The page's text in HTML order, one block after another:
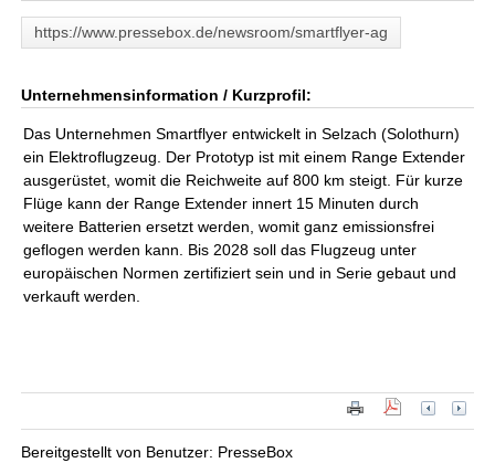
https://www.pressebox.de/newsroom/smartflyer-ag
Unternehmensinformation / Kurzprofil:
Das Unternehmen Smartflyer entwickelt in Selzach (Solothurn)
ein Elektroflugzeug. Der Prototyp ist mit einem Range Extender
ausgerüstet, womit die Reichweite auf 800 km steigt. Für kurze
Flüge kann der Range Extender innert 15 Minuten durch
weitere Batterien ersetzt werden, womit ganz emissionsfrei
geflogen werden kann. Bis 2028 soll das Flugzeug unter
europäischen Normen zertifiziert sein und in Serie gebaut und
verkauft werden.
Bereitgestellt von Benutzer: PresseBox